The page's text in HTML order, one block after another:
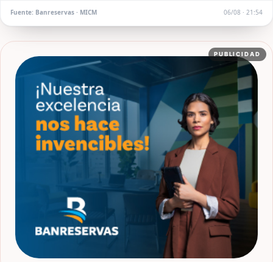
Fuente: Banreservas · MICM 06/08 · 21:54
PUBLICIDAD